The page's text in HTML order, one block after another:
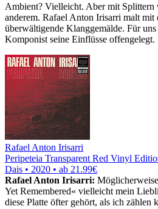
Ambient? Vielleicht. Aber mit
anderem. Rafael Anton Irisarri malt mit
überwältigende Klanggemälde. Für
Komponist seine Einflüsse offengelegt.
Rafael Anton Irisarri
Peripeteia Transparent Red Vinyl
Dais • 2020 • ab 21.99€
Rafael Anton Irisarri:
Yet Remembered« vielleicht mein
diese Platte öfter gehört, als ich zählen